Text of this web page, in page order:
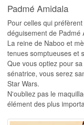
Padmé Amidala
Pour celles qui
déguisement de Padmé
La reine de Naboo et
tenues somptueuses et
Que vous optiez pour
sénatrice, vous serez
Star Wars.
N'oubliez pas le
élément des plus